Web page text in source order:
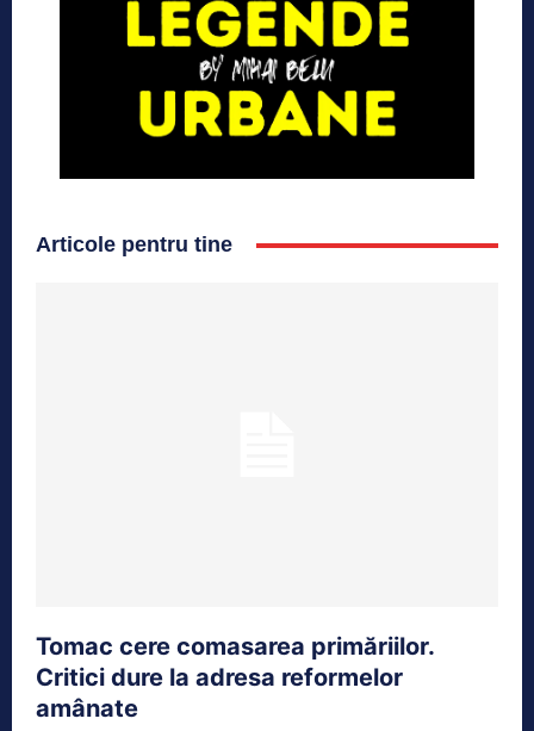
Articole pentru tine
Tomac cere comasarea primăriilor.
Critici dure la adresa reformelor
amânate